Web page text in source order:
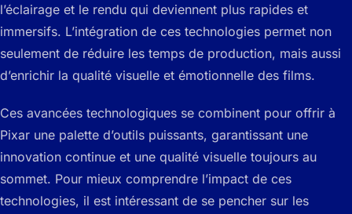
l’éclairage et le rendu qui deviennent plus rapides et
immersifs. L’intégration de ces technologies permet non
seulement de réduire les temps de production, mais aussi
d’enrichir la qualité visuelle et émotionnelle des films.
Ces avancées technologiques se combinent pour offrir à
Pixar une palette d’outils puissants, garantissant une
innovation continue et une qualité visuelle toujours au
sommet. Pour mieux comprendre l’impact de ces
technologies, il est intéressant de se pencher sur les